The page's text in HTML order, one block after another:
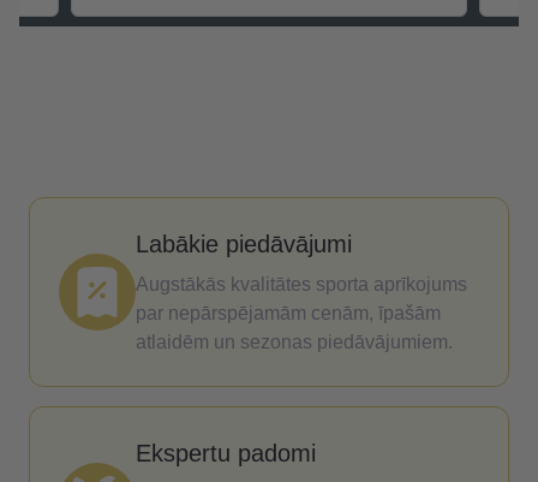
Labākie piedāvājumi
Augstākās kvalitātes sporta aprīkojums
par nepārspējamām cenām, īpašām
atlaidēm un sezonas piedāvājumiem.
Ekspertu padomi